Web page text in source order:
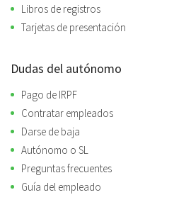
Libros de registros
Tarjetas de presentación
Dudas del autónomo
Pago de IRPF
Contratar empleados
Darse de baja
Autónomo o SL
Preguntas frecuentes
Guía del empleado